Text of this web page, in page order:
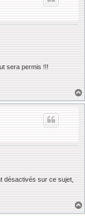
sera permis !!!
désactivés sur ce sujet,